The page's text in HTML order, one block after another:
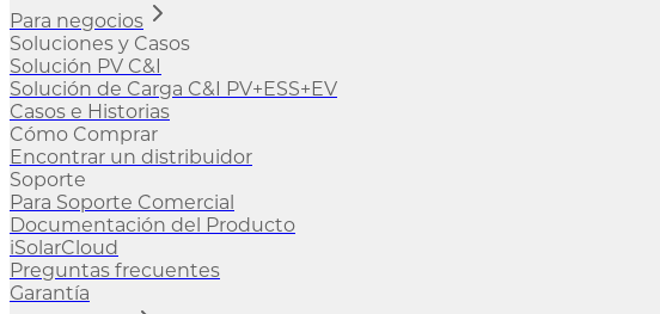
Para negocios
Soluciones y Casos
Solución PV C&I
Solución de Carga C&I PV+ESS+EV
Casos e Historias
Cómo Comprar
Encontrar un distribuidor
Soporte
Para Soporte Comercial
Documentación del Producto
iSolarCloud
Preguntas frecuentes
Garantía